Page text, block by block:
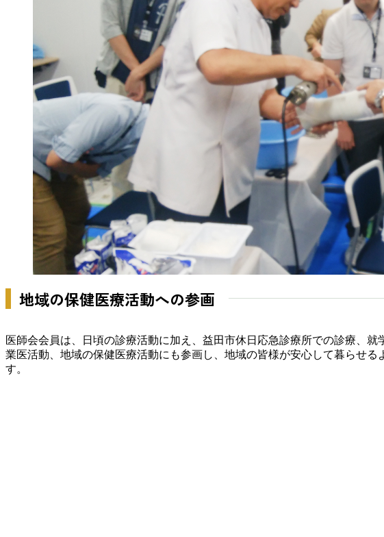
地域の保健医療活動への参画
医師会会員は、日頃の診療活動に加え、益田市休日応急診療所での診療、就
業医活動、地域の保健医療活動にも参画し、地域の皆様が安心して暮らせる
す。